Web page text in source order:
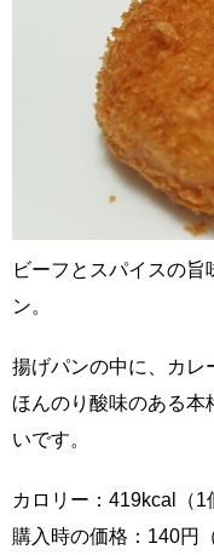
ビーフとスパイスの
ン。
揚げパンの中に、カレ
ほんのり酸味のある本
いです。
カロリー：419kcal（1
購入時の価格：140円